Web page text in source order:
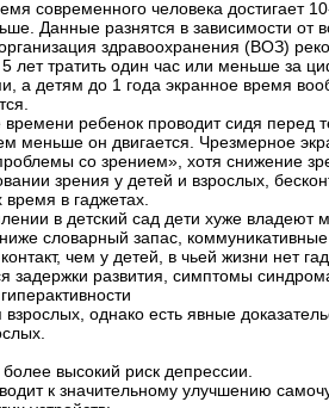
современного человека достигает
Данные разнятся в зависимости от
здравоохранения (ВОЗ)
5 лет тратить один час или меньше за
а детям до 1 года экранное время
ребенок проводит сидя перед
меньше он двигается. Чрезмерное
со зрением», хотя снижение
зрения у детей и взрослых,
время в гаджетах.
в детский сад дети хуже владеют
словарный запас,
чем у детей, в чьей жизни нет
задержки развития, симптомы
однако есть явные
высокий риск депрессии.
к значительному улучшению